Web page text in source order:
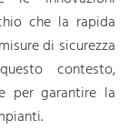
che la rapida
di sicurezza
contesto,
per garantire la